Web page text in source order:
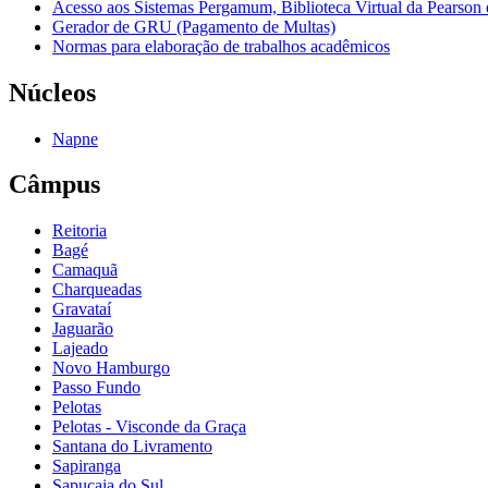
Acesso aos Sistemas Pergamum, Biblioteca Virtual da
Gerador de GRU (Pagamento de Multas)
Normas para elaboração de trabalhos acadêmicos
Núcleos
Napne
Câmpus
Reitoria
Bagé
Camaquã
Charqueadas
Gravataí
Jaguarão
Lajeado
Novo Hamburgo
Passo Fundo
Pelotas
Pelotas - Visconde da Graça
Santana do Livramento
Sapiranga